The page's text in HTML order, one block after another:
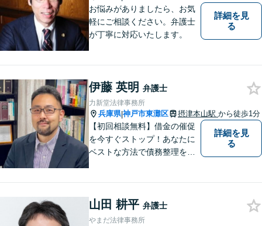
お悩みがありましたら、お気
軽にご相談ください。弁護士
が丁寧に対応いたします。
詳細を見
る
伊藤 英明 弁護士
力新堂法律事務所
兵庫県|神戸市東灘区 摂津本山駅 から徒歩1分
【初回相談無料】借金の催促
を今すぐストップ！あなたに
ベストな方法で債務整理をサ
イエンスの博士号も保有）と
交渉経験が豊富な弁護士
詳細を見
る
山田 耕平 弁護士
やまだ法律事務所